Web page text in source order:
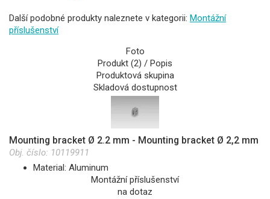
Další podobné produkty naleznete v kategorii: Montážní
příslušenství
Foto
Produkt (2) / Popis
Produktová skupina
Skladová dostupnost
Mounting bracket Ø 2.2 mm - Mounting bracket Ø 2,2 mm
Obj. číslo: 10119911
Material: Aluminum
Montážní příslušenství
na dotaz